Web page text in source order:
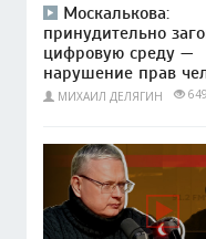
Москалькова:
принудительно
цифровую среду —
нарушение прав
МИХАИЛ ДЕЛЯГИН 649